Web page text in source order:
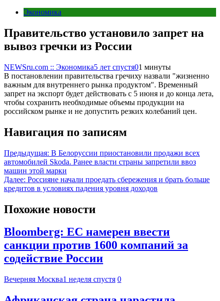
Экономика
Правительство установило запрет на
вывоз гречки из России
NEWSru.com :: Экономика5 лет спустя01 минуты
В постановлении правительства гречиху назвали "жизненно
важным для внутреннего рынка продуктом". Временный
запрет на экспорт будет действовать с 5 июня и до конца лета,
чтобы сохранить необходимые объемы продукции на
российском рынке и не допустить резких колебаний цен.
Навигация по записям
Предыдущая: В Белоруссии приостановили продажи всех
автомобилей Skoda. Ранее власти страны запретили ввоз
машин этой марки
Далее: Россияне начали проедать сбережения и брать больше
кредитов в условиях падения уровня доходов
Похожие новости
Bloomberg: ЕС намерен ввести
санкции против 1600 компаний за
содействие России
Вечерняя Москва1 неделя спустя 0